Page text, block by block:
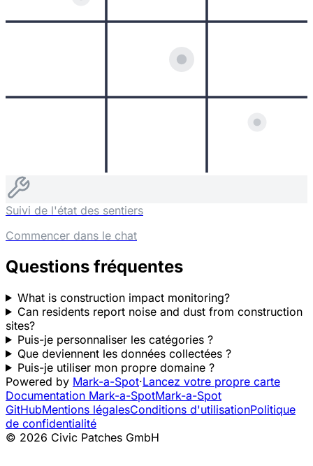
Suivi de l'état des sentiers
Commencer dans le chat
Questions fréquentes
What is construction impact monitoring?
Can residents report noise and dust from construction
sites?
Puis-je personnaliser les catégories ?
Que deviennent les données collectées ?
Puis-je utiliser mon propre domaine ?
Powered by Mark-a-Spot·Lancez votre propre carte
Documentation Mark-a-SpotMark-a-Spot
GitHubMentions légalesConditions d'utilisationPolitique
de confidentialité
© 2026 Civic Patches GmbH